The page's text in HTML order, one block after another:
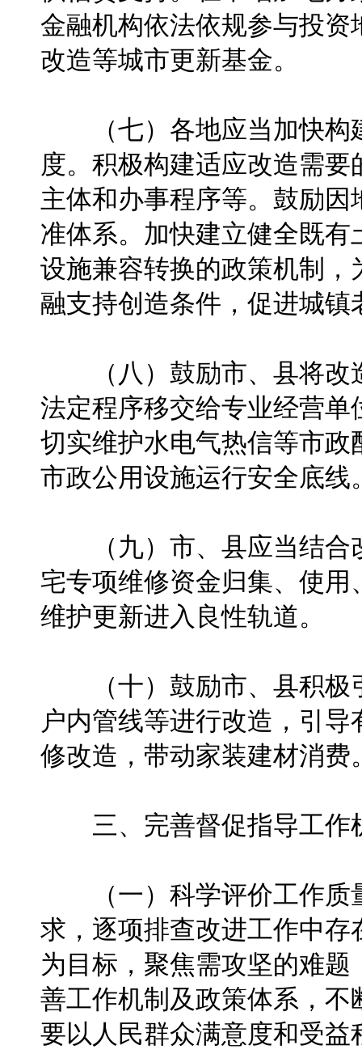
金融机构依法依规参与投
改造等城市更新基金。
（七）各地应当加快构
度。积极构建适应改造需
主体和办事程序等。鼓励
准体系。加快建立健全既
设施兼容转换的政策机制
融支持创造条件，促进城
（八）鼓励市、县将改
法定程序移交给专业经营
切实维护水电气热信等市
市政公用设施运行安全底线
（九）市、县应当结合
宅专项维修资金归集、使
维护更新进入良性轨道。
（十）鼓励市、县积极
户内管线等进行改造，引
修改造，带动家装建材消费
三、完善督促指导工作
（一）科学评价工作质
求，逐项排查改进工作中
为目标，聚焦需攻坚的难
善工作机制及政策体系，
要以人民群众满意度和受